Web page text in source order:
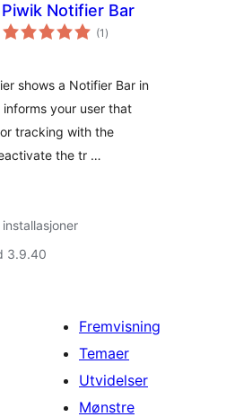
Piwik Notifier Bar
(1 totale
vurderinger
)
shows a Notifier Bar in
your user that
tracking with the
the tr …
3.9.40
Fremvisning
Temaer
Utvidelser
Mønstre